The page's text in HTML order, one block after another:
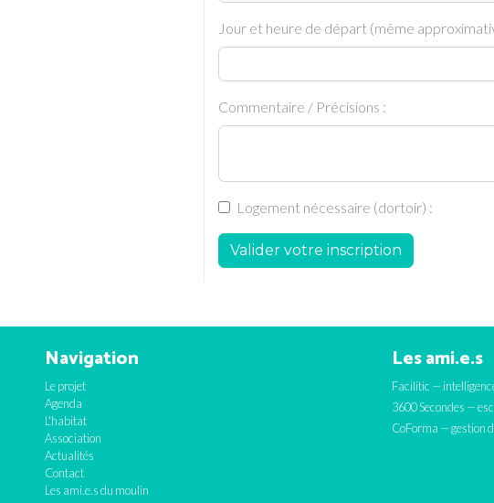
Jour et heure de départ (même
Commentaire / Précisions :
Logement nécessaire (dortoir) :
Valider votre inscription
Navigation
Le projet
Agenda
L'habitat
Association
Actualités
Contact
Les ami.e.s du moulin
Les ami.e.s
Facilitic —
3600 Secondes —
CoForma — gestion